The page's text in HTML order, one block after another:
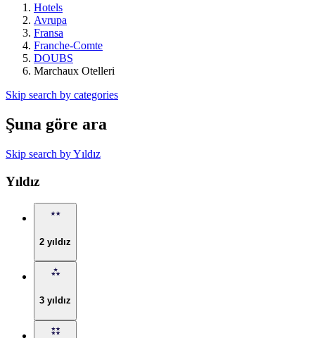
Hotels
Avrupa
Fransa
Franche-Comte
DOUBS
Marchaux Otelleri
Skip search by categories
Şuna göre ara
Skip search by Yıldız
Yıldız
2 yıldız
3 yıldız